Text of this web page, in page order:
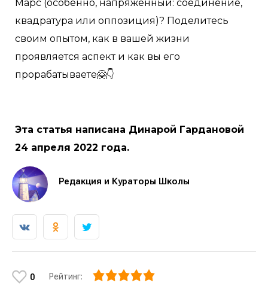
Марс (особенно, напряженный: соединение,
квадратура или оппозиция)? Поделитесь
своим опытом, как в вашей жизни
проявляется аспект и как вы его
прорабатываете🤗👇
Эта статья написана Динарой Гардановой
24 апреля 2022 года.
Редакция и Кураторы Школы
0 Рейтинг: